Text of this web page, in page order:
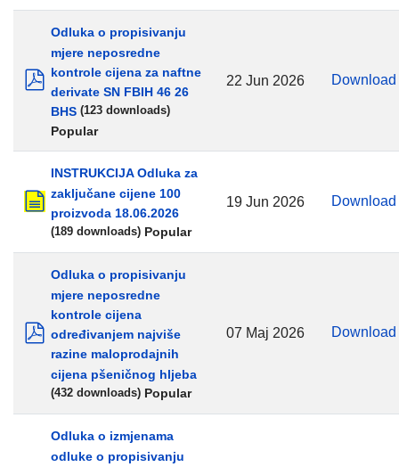
pdf
Odluka o propisivanju
mjere neposredne
kontrole cijena za naftne
derivate SN FBIH 46 26
BHS (123 downloads)
Popular
22 Jun 2026 Download
document
INSTRUKCIJA Odluka za
zaključane cijene 100
proizvoda 18.06.2026
(189 downloads) Popular
19 Jun 2026 Download
pdf
Odluka o propisivanju
mjere neposredne
kontrole cijena
određivanjem najviše
razine maloprodajnih
cijena pšeničnog hljeba
(432 downloads) Popular
07 Maj 2026 Download
Odluka o izmjenama
odluke o propisivanju